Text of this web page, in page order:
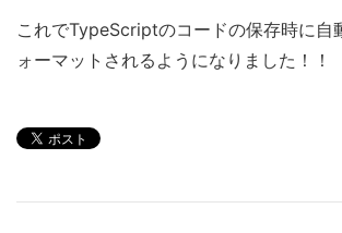
これでTypeScriptのコードの保存時に自
ォーマットされるようになりました！！